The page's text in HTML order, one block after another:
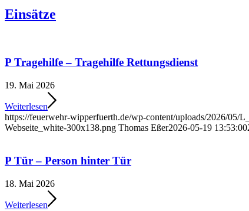
Einsätze
P Tragehilfe – Tragehilfe Rettungsdienst
19. Mai 2026
Weiterlesen
https://feuerwehr-wipperfuerth.de/wp-content/uploads/2026/05/
Webseite_white-300x138.png Thomas Eßer2026-05-19 13:53:00
P Tür – Person hinter Tür
18. Mai 2026
Weiterlesen